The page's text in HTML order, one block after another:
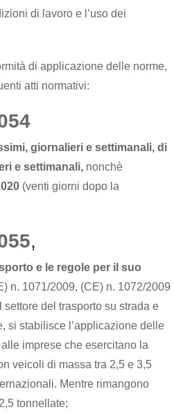
di lavoro e l’uso dei
di applicazione delle norme,
atti normativi:
giornalieri e settimanali, di
e settimanali, nonchè
(venti giorni dopo la
,
e le regole per il suo
n. 1071/2009, (CE) n. 1072/2009
del trasporto su strada e
si stabilisce l’applicazione delle
imprese che esercitano la
veicoli di massa tra 2,5 e 3,5
Mentre rimangono
tonnellate;